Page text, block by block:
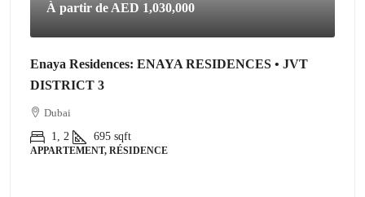
À partir de AED 1,030,000
Enaya Residences: ENAYA RESIDENCES • JVT
DISTRICT 3
Dubai
1, 2
695 sqft
APPARTEMENT, RÉSIDENCE